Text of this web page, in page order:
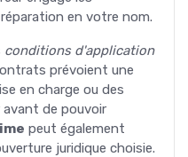
en votre nom.
conditions d'application
prévoient une
en charge ou des
avant de pouvoir
peut également
juridique choisie.